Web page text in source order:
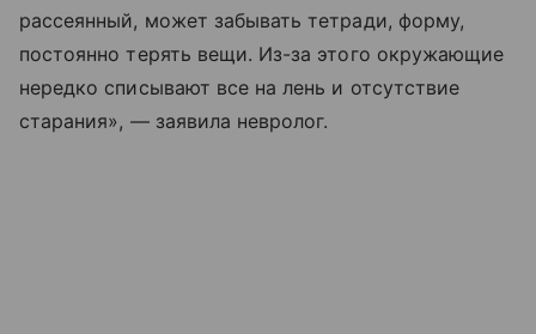
рассеянный, может забывать тетради, форму,
постоянно терять вещи. Из-за этого окружающие
нередко списывают все на лень и отсутствие
старания», — заявила невролог.